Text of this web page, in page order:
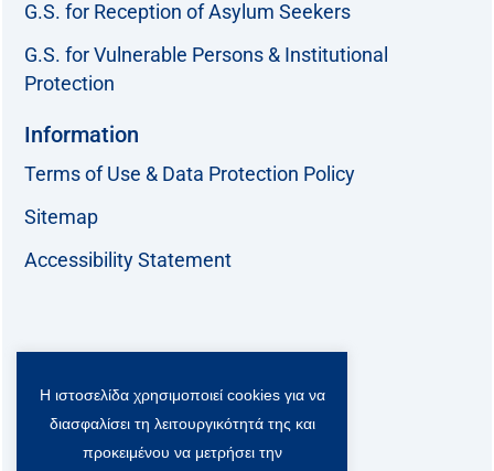
G.S. for Reception of Asylum Seekers
G.S. for Vulnerable Persons & Institutional
Protection
Information
Terms of Use & Data Protection Policy
Sitemap
Accessibility Statement
F
a
T
w
t
L
i
k
Y
o
u
t
Viber Community:
Η ιστοσελίδα χρησιμοποιεί cookies για να
διασφαλίσει τη λειτουργικότητά της και
προκειμένου να μετρήσει την